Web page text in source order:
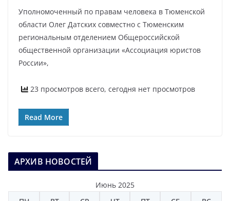
Уполномоченный по правам человека в Тюменской
области Олег Датских совместно с Тюменским
региональным отделением Общероссийской
общественной организации «Ассоциация юристов
России»,
23 просмотров всего, сегодня нет просмотров
Read More
АРХИВ НОВОСТЕЙ
Июнь 2025